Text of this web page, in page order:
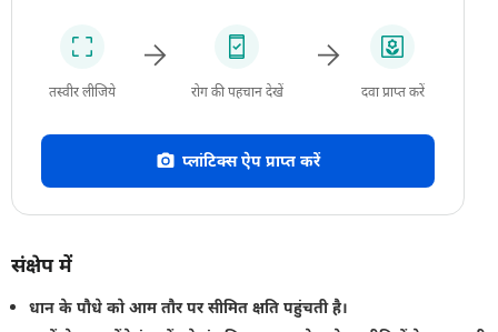
तस्वीर लीजिये रोग की पहचान देखें दवा प्राप्त करें
प्लांटिक्स ऐप प्राप्त करें
संक्षेप में
धान के पौधे को आम तौर पर सीमित क्षति पहुंचती है।